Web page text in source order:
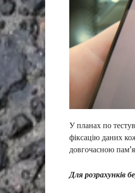
У планах по
фіксацію даних
довгочасною
Для розрахунків